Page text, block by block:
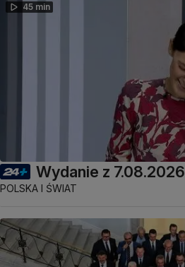
45 min
Wydanie z 7.08.2026
POLSKA I ŚWIAT